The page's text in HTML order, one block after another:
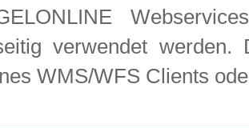
verwendet
WMS/WFS Clients